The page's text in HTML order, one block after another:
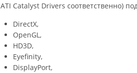
ATI Catalyst Drivers соответственно)
DirectX,
OpenGL,
HD3D,
Eyefinity,
DisplayPort,